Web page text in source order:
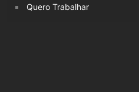
Quero Trabalhar